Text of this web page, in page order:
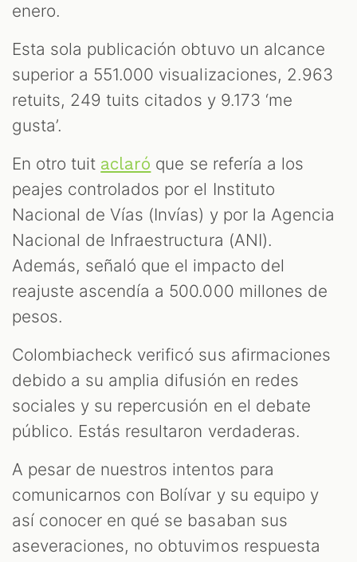
enero.
Esta sola publicación obtuvo un alcance
superior a 551.000 visualizaciones, 2.963
retuits, 249 tuits citados y 9.173 ‘me
gusta’.
En otro tuit aclaró que se refería a los
peajes controlados por el Instituto
Nacional de Vías (Invías) y por la Agencia
Nacional de Infraestructura (ANI).
Además, señaló que el impacto del
reajuste ascendía a 500.000 millones de
pesos.
Colombiacheck verificó sus afirmaciones
debido a su amplia difusión en redes
sociales y su repercusión en el debate
público. Estás resultaron verdaderas.
A pesar de nuestros intentos para
comunicarnos con Bolívar y su equipo y
así conocer en qué se basaban sus
aseveraciones, no obtuvimos respuesta